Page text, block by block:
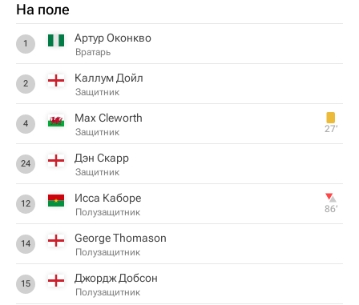
На поле
1 Артур Оконкво
Вратарь
2 Каллум Дойл
Защитник
4 Max Cleworth
Защитник 27‎’‎
24 Дэн Скарр
Защитник
12 Исса Каборе
Полузащитник 86‎’‎
14 George Thomason
Полузащитник
15 Джордж Добсон
Полузащитник